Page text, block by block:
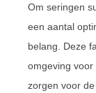
Om seringen
een aantal
belang. Deze
omgeving
zorgen voor